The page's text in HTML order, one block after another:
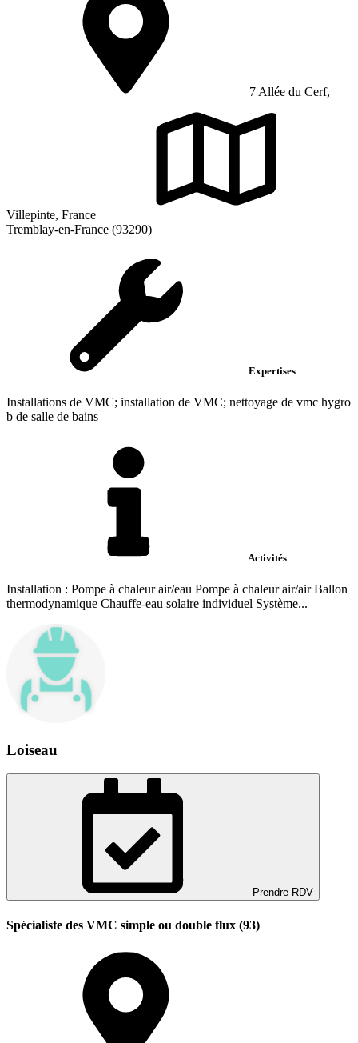
7 Allée du Cerf,
Villepinte, France
Tremblay-en-France (93290)
Expertises
Installations de VMC; installation de VMC; nettoyage de vmc hygro
b de salle de bains
Activités
Installation : Pompe à chaleur air/eau Pompe à chaleur air/air Ballon
thermodynamique Chauffe-eau solaire individuel Système...
Loiseau
Prendre RDV
Spécialiste des VMC simple ou double flux (93)